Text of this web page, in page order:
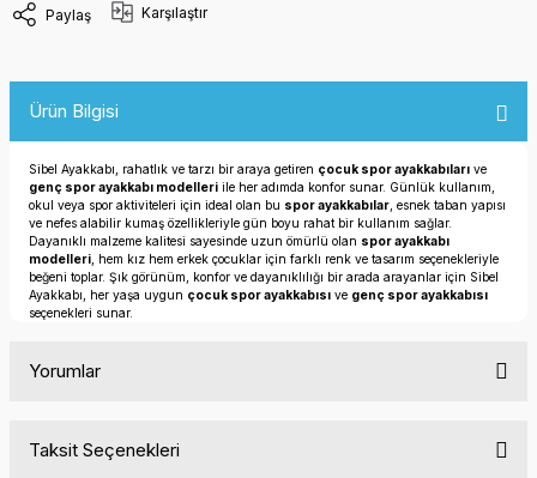
Paylaş Karşılaştır
Ürün Bilgisi
Sibel Ayakkabı, rahatlık ve tarzı bir araya getiren çocuk spor ayakkabıları ve
genç spor ayakkabı modelleri ile her adımda konfor sunar. Günlük kullanım,
okul veya spor aktiviteleri için ideal olan bu spor ayakkabılar , esnek taban yapısı
ve nefes alabilir kumaş özellikleriyle gün boyu rahat bir kullanım sağlar.
Dayanıklı malzeme kalitesi sayesinde uzun ömürlü olan spor ayakkabı
modelleri , hem kız hem erkek çocuklar için farklı renk ve tasarım seçenekleriyle
beğeni toplar. Şık görünüm, konfor ve dayanıklılığı bir arada arayanlar için Sibel
Ayakkabı, her yaşa uygun çocuk spor ayakkabısı ve genç spor ayakkabısı
seçenekleri sunar.
Yorumlar
Taksit Seçenekleri